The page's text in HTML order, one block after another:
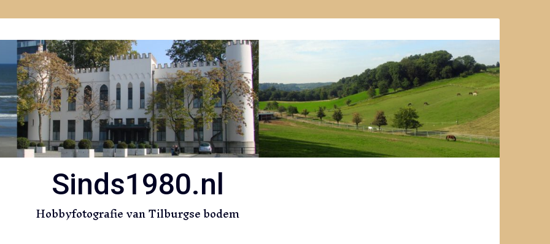
Sinds1980.nl
Hobbyfotografie van Tilburgse bodem